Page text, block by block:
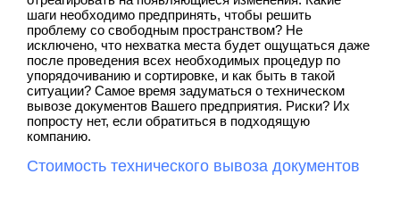
шаги необходимо предпринять, чтобы решить
проблему со свободным пространством? Не
исключено, что нехватка места будет ощущаться даже
после проведения всех необходимых процедур по
упорядочиванию и сортировке, и как быть в такой
ситуации? Самое время задуматься о техническом
вывозе документов Вашего предприятия. Риски? Их
попросту нет, если обратиться в подходящую
компанию.
Стоимость технического вывоза документов